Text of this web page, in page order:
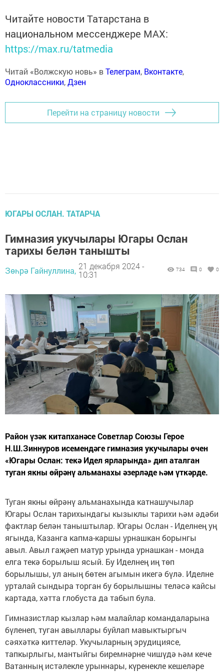
Читайте новости Татарстана в
национальном мессенджере MАХ:
https://max.ru/tatmedia
Читай «Волжскую новь» вТелеграм, Вконтакте,
Одноклассники,Дзен
Перейти на страницу новости
ЮГАРЫ ОСЛАН. ТАТАРЧА
Гимназия укучылары Югары Ослан
тарихы белән танышты
Зөһрә Гайнуллина, 21 декабря 2024 -
10:31
734 0 0
Район үзәк китапханәсе Советлар Союзы Герое
Н.Ш.Зиннуров исемендәге гимназия укучылары өчен
«Югары Ослан: текә Идел ярларында» дип аталган
туган якны өйрәнү альманахы әзерләде һәм үткәрде.
Туган якны өйрәнү альманахында катнашучылар
Югары Ослан тарихындагы кызыклы тарихи һәм әдәби
фактлар белән таныштылар. Югары Ослан - Иделнең уң
ягында, Казанга капма-каршы урнашкан борынгы
авыл. Авыл гаҗәеп матур урында урнашкан - монда
елга текә борылыш ясый. Бу Иделнең иң төп
борылышы, ул аның бөтен агымын икегә бүлә. Иделне
урталай сындыра торган бу борылышны теләсә кайсы
картада, хәтта глобуста да табып була.
Гимназистлар кызлар һәм малайлар командаларына
бүленеп, туган авыллары буйлап мавыктыргыч
сәяхәткә киттеләр. Укучыларның эрудициясе,
тапкырлыгы, мантыйгы биремнәрне чишүдә һәм кече
Ватанның истәлекле урыннары, күренекле кешеләре